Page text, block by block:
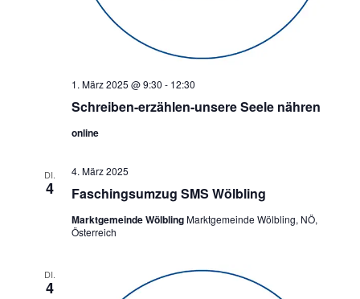
Schreiben-erzählen-unsere Seele nähren
1. März 2025 @ 9:30 - 12:30
online
DI.
4 Faschingsumzug SMS Wölbling
4. März 2025
Marktgemeinde WölblingMarktgemeinde Wölbling, NÖ,
Österreich
DI.
4